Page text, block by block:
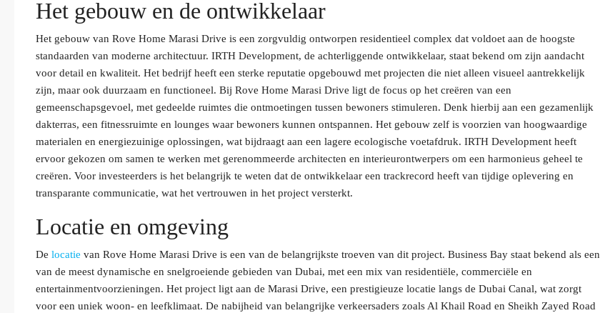
Het gebouw en de ontwikkelaar
Het gebouw van Rove Home Marasi Drive is een zorgvuldig ontworpen residentieel complex dat voldoet aan de hoogste
standaarden van moderne architectuur. IRTH Development, de achterliggende ontwikkelaar, staat bekend om zijn aandacht
voor detail en kwaliteit. Het bedrijf heeft een sterke reputatie opgebouwd met projecten die niet alleen visueel aantrekkelijk
zijn, maar ook duurzaam en functioneel. Bij Rove Home Marasi Drive ligt de focus op het creëren van een
gemeenschapsgevoel, met gedeelde ruimtes die ontmoetingen tussen bewoners stimuleren. Denk hierbij aan een gezamenlijk
dakterras, een fitnessruimte en lounges waar bewoners kunnen ontspannen. Het gebouw zelf is voorzien van hoogwaardige
materialen en energiezuinige oplossingen, wat bijdraagt aan een lagere ecologische voetafdruk. IRTH Development heeft
ervoor gekozen om samen te werken met gerenommeerde architecten en interieurontwerpers om een harmonieus geheel te
creëren. Voor investeerders is het belangrijk te weten dat de ontwikkelaar een trackrecord heeft van tijdige oplevering en
transparante communicatie, wat het vertrouwen in het project versterkt.
Locatie en omgeving
De locatie van Rove Home Marasi Drive is een van de belangrijkste troeven van dit project. Business Bay staat bekend als een
van de meest dynamische en snelgroeiende gebieden van Dubai, met een mix van residentiële, commerciële en
entertainmentvoorzieningen. Het project ligt aan de Marasi Drive, een prestigieuze locatie langs de Dubai Canal, wat zorgt
voor een uniek woon- en leefklimaat. De nabijheid van belangrijke verkeersaders zoals Al Khail Road en Sheikh Zayed Road